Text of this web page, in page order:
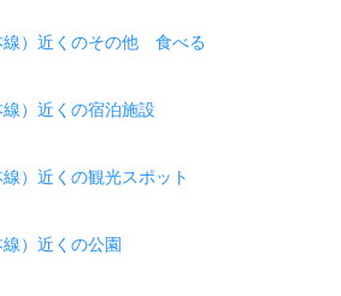
線）近くのその他 食べる
）近くの宿泊施設
）近くの観光スポット
）近くの公園